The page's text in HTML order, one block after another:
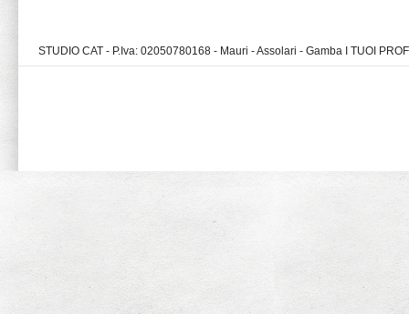
STUDIO CAT - P.Iva: 02050780168 - Mauri - Assolari - Gamba I TUOI